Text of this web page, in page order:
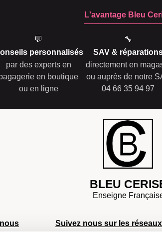
L'avantage Bleu
💬
personnalisés
par des experts en
bagagerie en boutique
ou en ligne
🔧
SAV &
directement en
ou auprès de notre
04 66 35 94 97
BLEU
Enseigne
Suivez nous sur les